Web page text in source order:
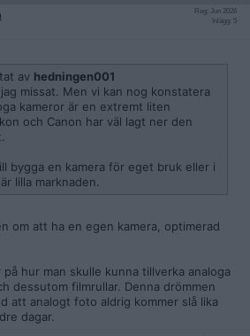
Reg: Jun 2026
Inlägg: 5
av hedningen001
missat. Men vi kan nog konstatera
kameror är en extremt liten
och Canon har väl lagt ner den
bygga en kamera för eget bruk eller i
lilla marknaden.
om att ha en egen kamera, optimerad
hur man skulle kunna tillverka analoga
dessutom filmrullar. Denna drömmen
att analogt foto aldrig kommer slå lika
dagar.